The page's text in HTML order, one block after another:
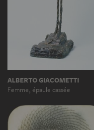
ALBERTO GIACOMETTI
Femme, épaule cassée